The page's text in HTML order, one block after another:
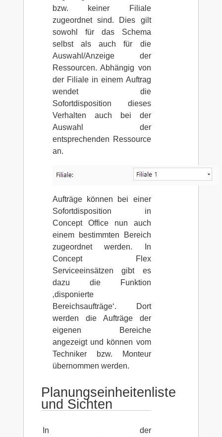
bzw. keiner Filiale
zugeordnet sind. Dies gilt
sowohl für das Schema
selbst als auch für die
Auswahl/Anzeige der
Ressourcen. Abhängig von
der Filiale in einem Auftrag
wendet die
Sofortdisposition dieses
Verhalten auch bei der
Auswahl der
entsprechenden Ressource
an.
Aufträge können bei einer
Sofortdisposition in
Concept Office nun auch
einem bestimmten Bereich
zugeordnet werden. In
Concept Flex
Serviceeinsätzen gibt es
dazu die Funktion
‚disponierte
Bereichsaufträge‘. Dort
werden die Aufträge der
eigenen Bereiche
angezeigt und können vom
Techniker bzw. Monteur
übernommen werden.
Planungseinheitenliste
und Sichten
In der